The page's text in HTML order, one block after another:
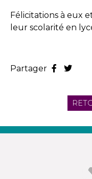
Félicitations à eux
leur scolarité en
Partager